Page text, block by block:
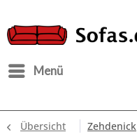
Menü
Übersicht Zehdenick